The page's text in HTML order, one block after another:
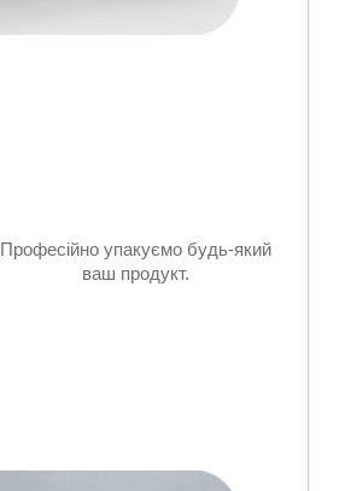
Професійно упакуємо будь-який
ваш продукт.